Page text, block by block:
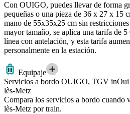
Con OUIGO, puedes llevar de forma
pequeñas o una pieza de 36 x 27 x 15
mano de 55x35x25 cm sin
mayor tamaño, se aplica una tarifa de 5
línea con antelación, y esta tarifa
personalmente en la estación.
Equipaje
Servicios a bordo OUIGO, TGV
lès-Metz
Compara los servicios a bordo cuando
lès-Metz por train.